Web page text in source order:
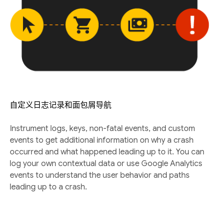
自定义日志记录和面包屑导航
Instrument logs, keys, non-fatal events, and custom
events to get additional information on why a crash
occurred and what happened leading up to it. You can
log your own contextual data or use Google Analytics
events to understand the user behavior and paths
leading up to a crash.